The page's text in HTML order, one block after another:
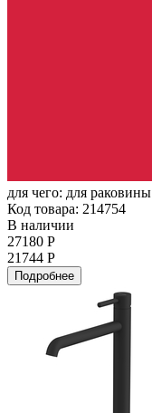
для чего: для раковины
Код товара: 214754
В наличии
27180 Р
21744 Р
Подробнее